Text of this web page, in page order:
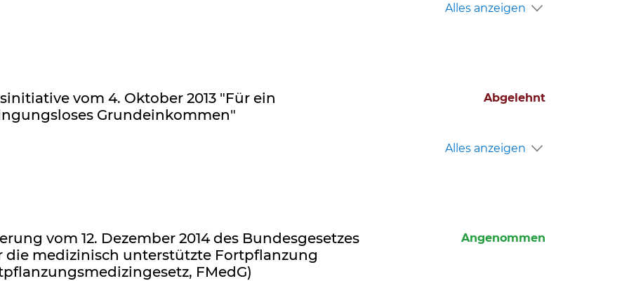
Alles anzeigen
vom 4. Oktober 2013 "Für ein
Grundeinkommen"
Abgelehnt
Alles anzeigen
vom 12. Dezember 2014 des Bundesgesetzes
die medizinisch unterstützte Fortpflanzung
FMedG)
Angenommen